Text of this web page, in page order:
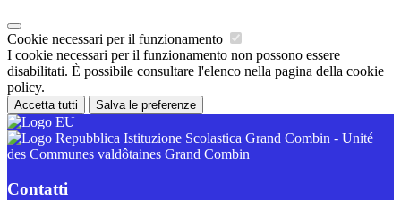
Cookie necessari per il funzionamento
I cookie necessari per il funzionamento non possono essere
disabilitati. È possibile consultare l'elenco nella pagina della cookie
policy.
Accetta tutti Salva le preferenze
Istituzione Scolastica Grand Combin - Unité
des Communes valdôtaines Grand Combin
Contatti